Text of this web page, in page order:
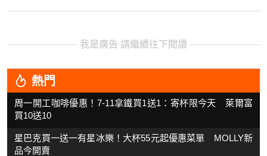
我是廣告 請繼續往下閱讀
熱門
周一開工咖啡優惠！7-11拿鐵買1送1：寄杯限今天 萊爾富
買10送10
星巴克買一送一有星冰樂！大杯55元起優惠菜單 MOLLY新
品今開賣